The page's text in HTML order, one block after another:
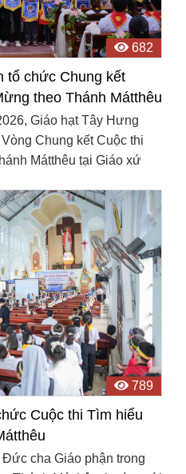
682
tổ chức Chung kết
theo Thánh Mátthêu
Giáo hạt Tây Hưng
Chung kết Cuộc thi
Mátthêu tại Giáo xứ
789
Cuộc thi Tìm hiểu
cha Giáo phận trong